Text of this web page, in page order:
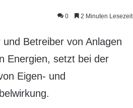
0 2 Minuten Lesezeit
Betreiber von Anlagen
Energien, setzt bei der
Eigen- und